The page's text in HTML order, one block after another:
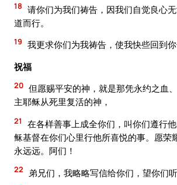
18 请你们为我们祷告，因我们自觉良心
道而行。
19 我更求你们为我祷告，使我快些回到你
祝福
20 但愿赐平安的神，就是那凭永约之血
主耶稣从死里复活的神，
21
在各样善事上成全你们，叫你们遵行
稣基督在你们心里行他所喜悦的事。愿荣
永远远。阿们！
22 弟兄们，我略略写信给你们，望你们听